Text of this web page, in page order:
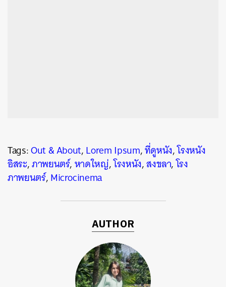
Tags:Out & About,Lorem Ipsum,ที่ดูหนัง,โรงหนัง
อิสระ,ภาพยนตร์,หาดใหญ่,โรงหนัง,สงขลา,โรง
ภาพยนตร์,Microcinema
AUTHOR